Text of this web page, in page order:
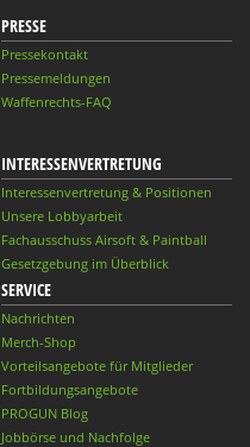
PRESSE
Pressekontakt
Pressemeldungen
Waffenrechts-FAQ
INTERESSENVERTRETUNG
Interessenvertretung & Positionen
Unsere Lobbyarbeit
Fachausschuss Airsoft & Paintball
Gesetzgebung im Überblick
SERVICE
Nachrichten
Merch-Shop
Vorteilsangebote für Mitglieder
Fortbildungsangebote
PROGUN Blog
Jobbörse und Nachfolge